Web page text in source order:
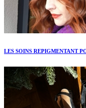
LES SOINS REPIGMENTANT